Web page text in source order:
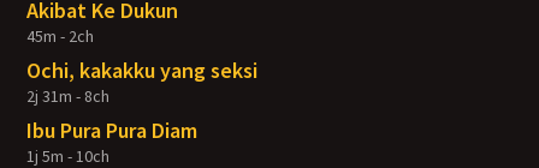
Akibat Ke Dukun
45m - 2ch
Ochi, kakakku yang seksi
2j 31m - 8ch
Ibu Pura Pura Diam
1j 5m - 10ch